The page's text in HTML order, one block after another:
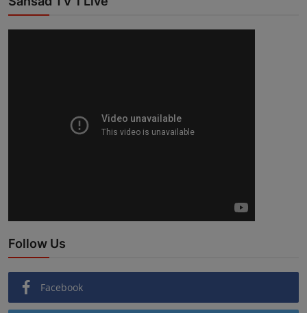
Follow Us
Facebook